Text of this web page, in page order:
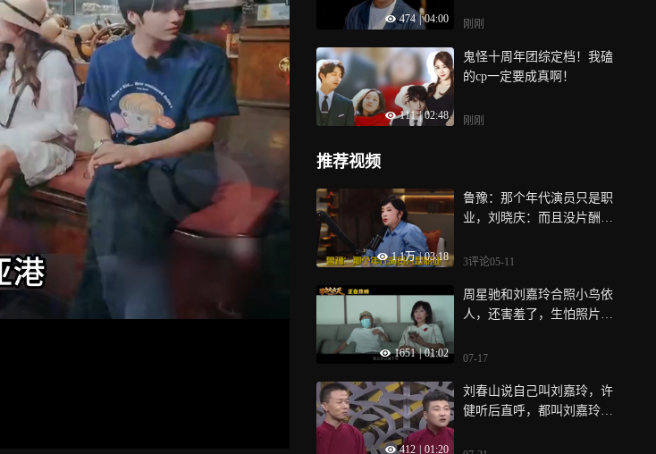
474 | 04:00 刚刚
111 | 02:48
鬼怪十周年团综定档！我磕
的cp一定要成真啊！
刚刚
推荐视频
1.1万 | 03:18
鲁豫：那个年代演员只是职
业，刘晓庆：而且没片酬！
3评论05-11
1651 | 01:02
周星驰和刘嘉玲合照小鸟依
人，还害羞了，生怕照片被
07-17
412 01:20
刘春山说自己叫刘嘉玲，许
健听后直呼，都叫刘嘉玲怎